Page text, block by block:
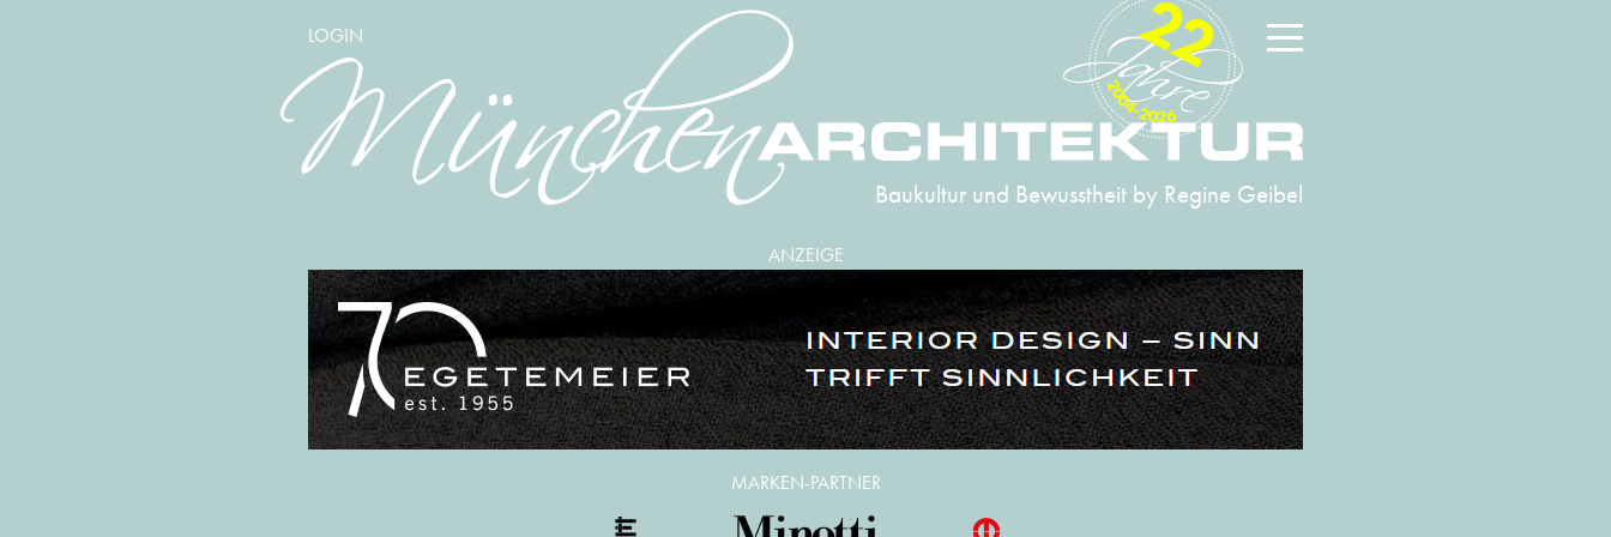
LOGIN
Baukultur und Bewusstheit by Regine Geibel
2004-2026
22
ANZEIGE